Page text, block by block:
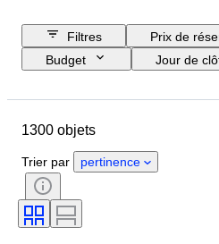
Filtres
Prix de
Budget
Jour de
État
Thème
Style
Échelle
Commande
Alimentation électrique
Compagnie ferroviaire
1300 objets
Trier par pertinence